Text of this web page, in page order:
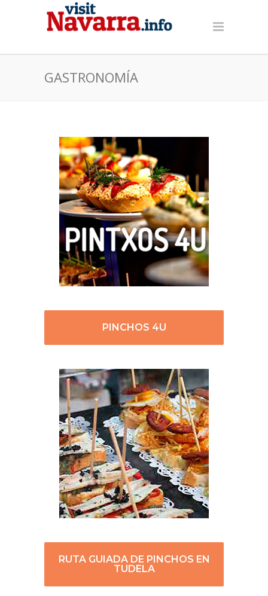
GASTRONOMÍA
PINCHOS 4U
RUTA GUIADA DE PINCHOS EN
TUDELA